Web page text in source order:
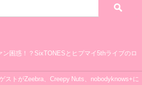
ン困惑！？SixTONESとヒプマイ5thライブのロ
ストがZeebra、Creepy Nuts、nobodyknows+に